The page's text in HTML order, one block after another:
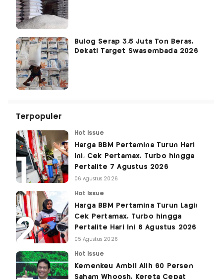
Bulog Serap 3,5 Juta Ton Beras,
Dekati Target Swasembada 2026
Terpopuler
Hot Issue
Harga BBM Pertamina Turun Hari
Ini, Cek Pertamax, Turbo hingga
Pertalite 7 Agustus 2026
06 Agustus 2026
Hot Issue
Harga BBM Pertamina Turun Lagi!
Cek Pertamax, Turbo hingga
Pertalite Hari Ini 6 Agustus 2026
05 Agustus 2026
Hot Issue
Kemenkeu Ambil Alih 60 Persen
Saham Whoosh, Kereta Cepat